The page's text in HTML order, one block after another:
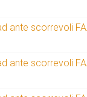
ante scorrevoli
ante scorrevoli